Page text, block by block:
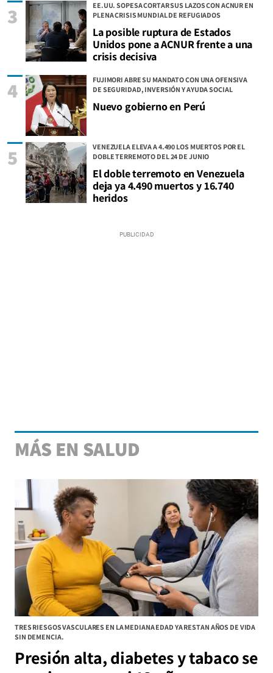
EE.UU. SOPESA CORTAR SUS LAZOS CON ACNUR EN
PLENA CRISIS MUNDIAL DE REFUGIADOS
La posible ruptura de Estados
Unidos pone a ACNUR frente a una
crisis decisiva
3
FUJIMORI ABRE SU MANDATO CON UNA OFENSIVA
DE SEGURIDAD, INVERSIÓN Y AYUDA SOCIAL
Nuevo gobierno en Perú
4
VENEZUELA ELEVA A 4.490 LOS MUERTOS POR EL
DOBLE TERREMOTO DEL 24 DE JUNIO
El doble terremoto en Venezuela
deja ya 4.490 muertos y 16.740
heridos
5
MÁS EN SALUD
TRES RIESGOS VASCULARES EN LA MEDIANA EDAD YA RESTAN AÑOS DE VIDA
SIN DEMENCIA.
Presión alta, diabetes y tabaco se